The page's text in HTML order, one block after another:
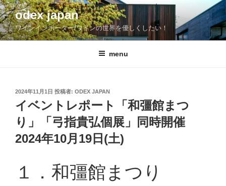
コ
ン
テ
ン
odex japan
ワインインポーター/ワインの世界を優しくしたい！
menu
投
日:
2024年11月1日 投稿者: ODEX JAPAN
イベントレポート「和彊館まつ
り」「弓指貴弘個展」同時開催
2024年10月19日(土)
１．和彊館まつり